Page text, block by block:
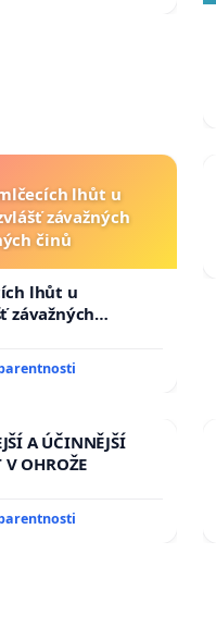
lhůt u
závažných
činů
lhůt u
závažných
A ÚČINNĚJŠÍ
OHROŽE